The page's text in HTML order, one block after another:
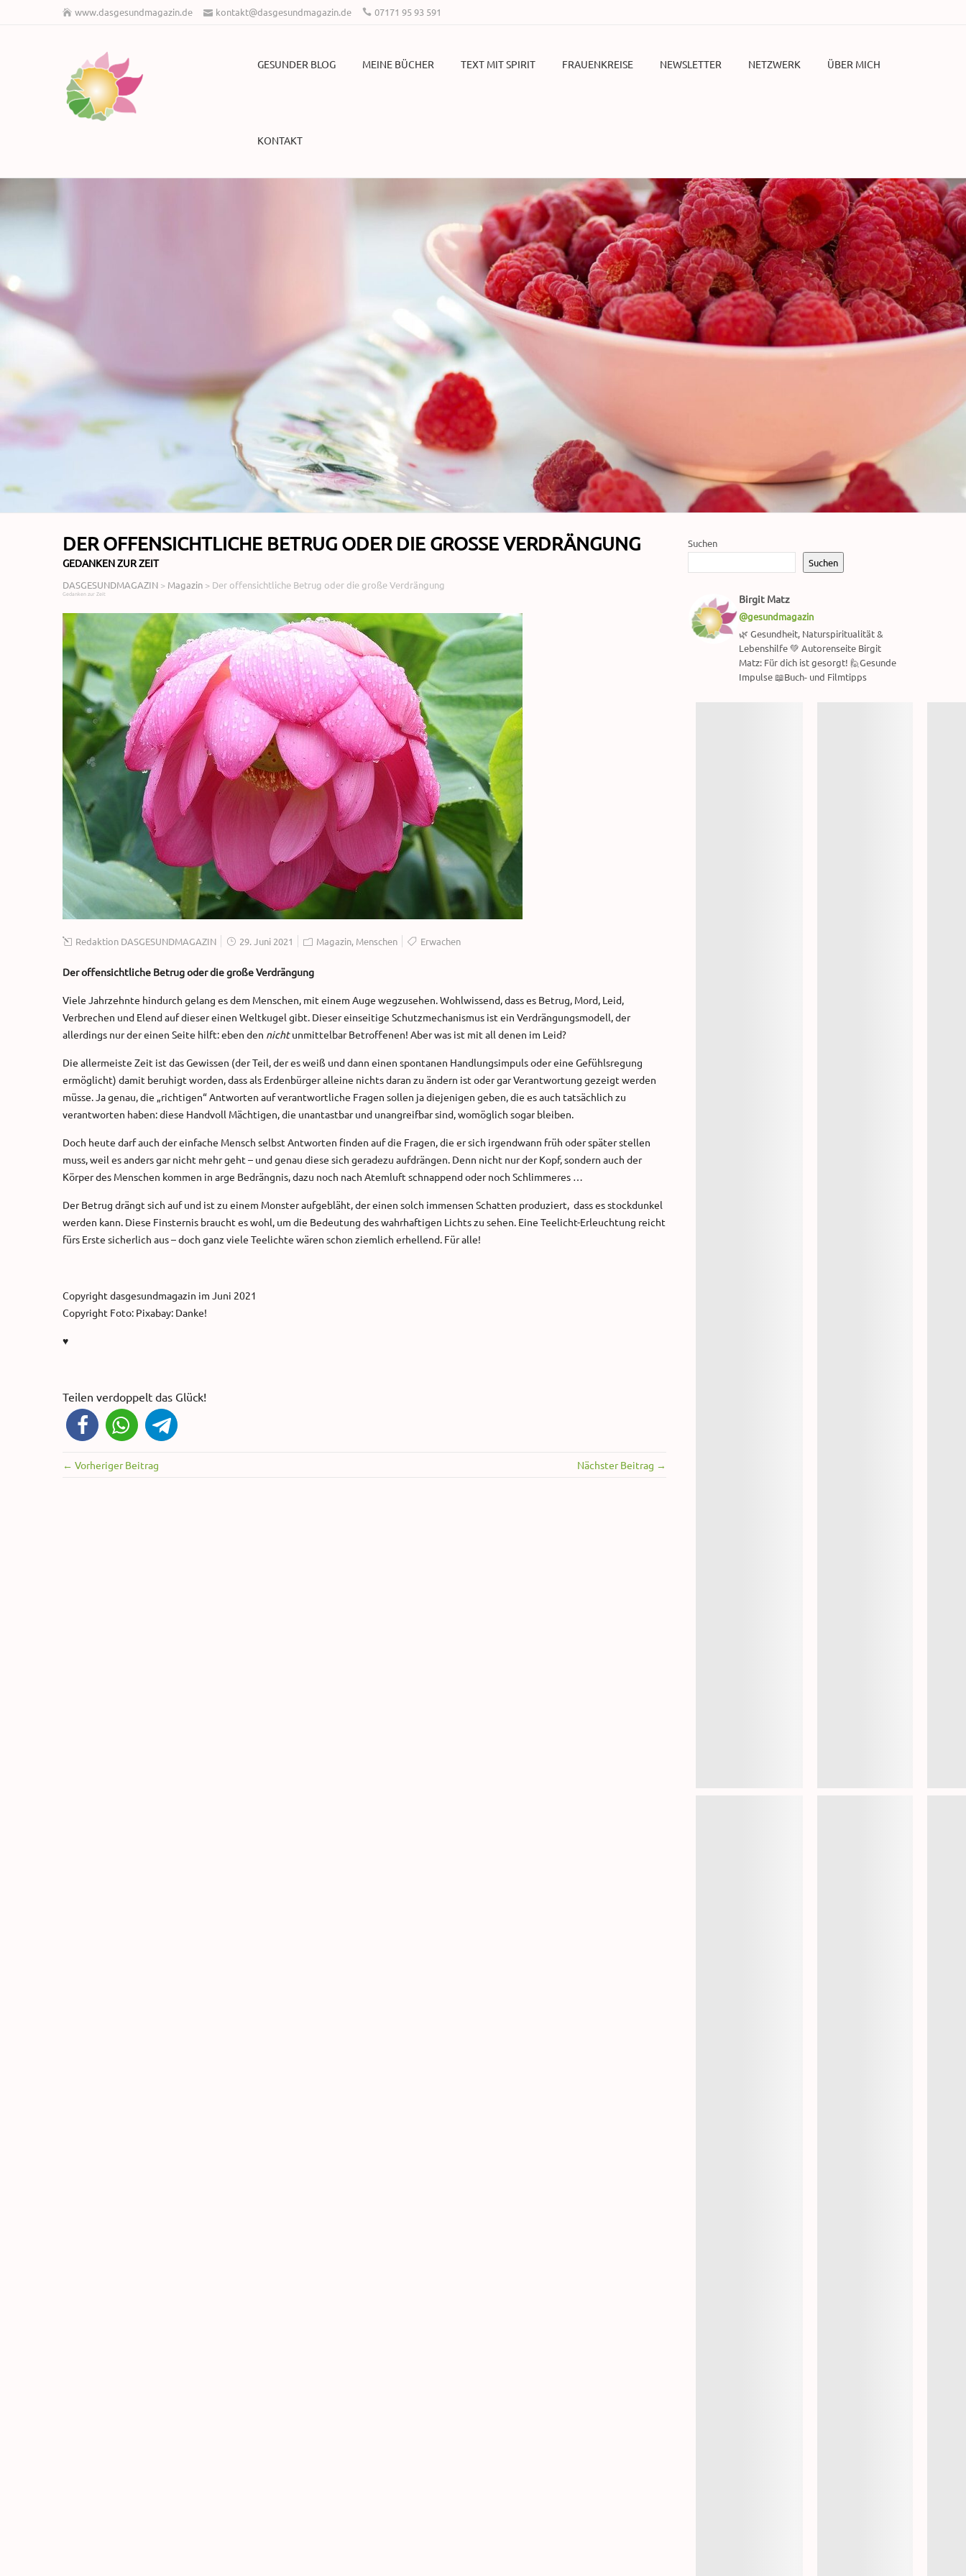
www.dasgesundmagazin.de kontakt@dasgesundmagazin.de 07171 95 93 591
GESUNDER BLOG MEINE BÜCHER TEXT MIT SPIRIT FRAUENKREISE NEWSLETTER NETZWERK ÜBER MICH
KONTAKT
DER OFFENSICHTLICHE BETRUG ODER DIE GROSSE VERDRÄNGUNG
GEDANKEN ZUR ZEIT
DASGESUNDMAGAZIN > Magazin > Der offensichtliche Betrug oder die große Verdrängung
Gedanken zur Zeit
Redaktion DASGESUNDMAGAZIN 29. Juni 2021 Magazin, Menschen Erwachen
Der offensichtliche Betrug oder die große Verdrängung
Viele Jahrzehnte hindurch gelang es dem Menschen, mit einem Auge wegzusehen. Wohlwissend, dass es Betrug, Mord, Leid,
Verbrechen und Elend auf dieser einen Weltkugel gibt. Dieser einseitige Schutzmechanismus ist ein Verdrängungsmodell, der
allerdings nur der einen Seite hilft: eben den nichtunmittelbar Betroffenen! Aber was ist mit all denen im Leid?
Die allermeiste Zeit ist das Gewissen (der Teil, der es weiß und dann einen spontanen Handlungsimpuls oder eine Gefühlsregung
ermöglicht) damit beruhigt worden, dass als Erdenbürger alleine nichts daran zu ändern ist oder gar Verantwortung gezeigt werden
müsse. Ja genau, die „richtigen“ Antworten auf verantwortliche Fragen sollen ja diejenigen geben, die es auch tatsächlich zu
verantworten haben: diese Handvoll Mächtigen, die unantastbar und unangreifbar sind, womöglich sogar bleiben.
Doch heute darf auch der einfache Mensch selbst Antworten finden auf die Fragen, die er sich irgendwann früh oder später stellen
muss, weil es anders gar nicht mehr geht – und genau diese sich geradezu aufdrängen. Denn nicht nur der Kopf, sondern auch der
Körper des Menschen kommen in arge Bedrängnis, dazu noch nach Atemluft schnappend oder noch Schlimmeres …
Der Betrug drängt sich auf und ist zu einem Monster aufgebläht, der einen solch immensen Schatten produziert, dass es stockdunkel
werden kann. Diese Finsternis braucht es wohl, um die Bedeutung des wahrhaftigen Lichts zu sehen. Eine Teelicht-Erleuchtung reicht
fürs Erste sicherlich aus – doch ganz viele Teelichte wären schon ziemlich erhellend. Für alle!
Copyright dasgesundmagazin im Juni 2021
Copyright Foto: Pixabay: Danke!
♥
Teilen verdoppelt das Glück!
← Vorheriger Beitrag Nächster Beitrag →
Suchen
Suchen
Birgit Matz
@gesundmagazin
🌿 Gesundheit, Naturspiritualität &
Lebenshilfe 💚 Autorenseite Birgit
Matz: Für dich ist gesorgt! 🙋Gesunde
Impulse 📖Buch- und Filmtipps